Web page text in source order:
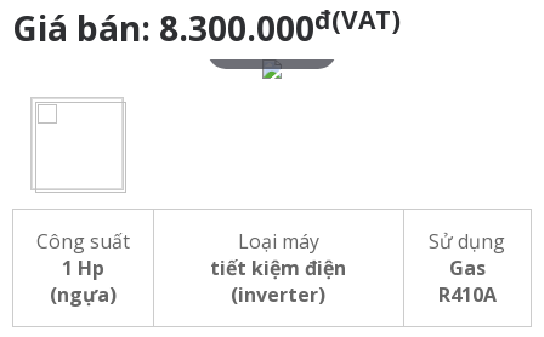
Giá bán: 8.300.000đ(VAT)
Công suất
1 Hp
(ngựa)
Loại máy
tiết kiệm điện
(inverter)
Sử dụng
Gas
R410A